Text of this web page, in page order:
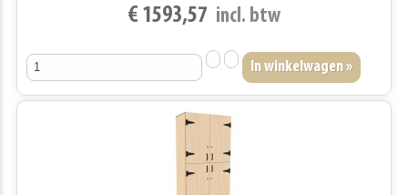
€ 1593,57 incl. btw